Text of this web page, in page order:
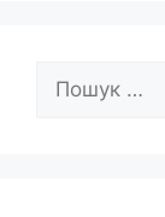
Пошук: